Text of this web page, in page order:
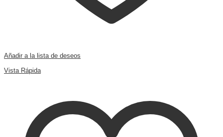
Añadir a la lista de deseos
Vista Rápida